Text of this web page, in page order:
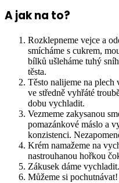
A jak na to?
Rozklepneme vejce a
smícháme s cukrem,
bílků ušleháme tuhý
těsta.
Těsto nalijeme na plech
ve středně vyhřáté
dobu vychladit.
Vezmeme zakysanou
pomazánkové máslo a
konzistenci.
Krém namažeme na
nastrouhanou hořkou
Zákusek dáme vychladit.
Můžeme si pochutnávat!